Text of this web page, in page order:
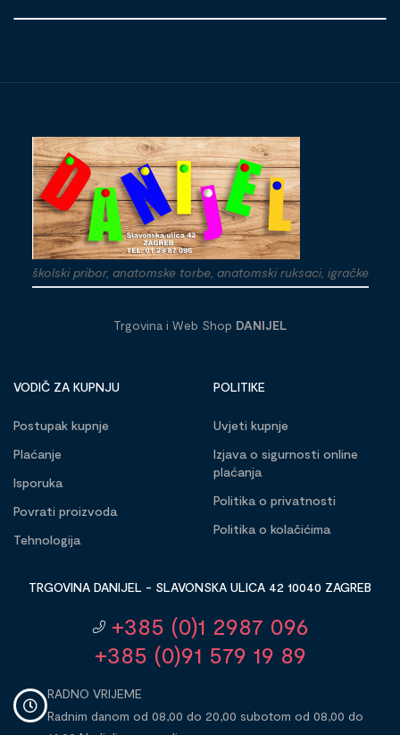
školski pribor, anatomske torbe, anatomski ruksaci, igračke
Trgovina i Web Shop DANIJEL
VODIČ ZA KUPNJU
Postupak kupnje
Plaćanje
Isporuka
Povrati proizvoda
Tehnologija
POLITIKE
Uvjeti kupnje
Izjava o sigurnosti online
plaćanja
Politika o privatnosti
Politika o kolačićima
TRGOVINA DANIJEL - SLAVONSKA ULICA 42 10040 ZAGREB
+385 (0)1 2987 096
+385 (0)91 579 19 89
RADNO VRIJEME
Radnim danom od 08,00 do 20,00 subotom od 08,00 do